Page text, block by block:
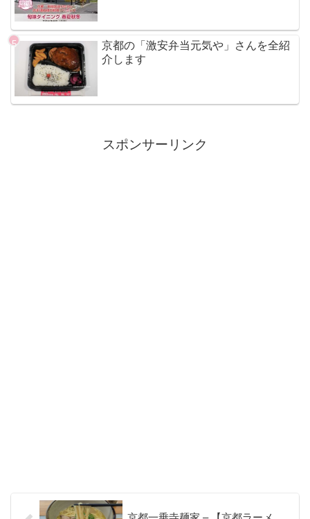
京都の「激安弁当元気や」さんを全紹
介します
スポンサーリンク